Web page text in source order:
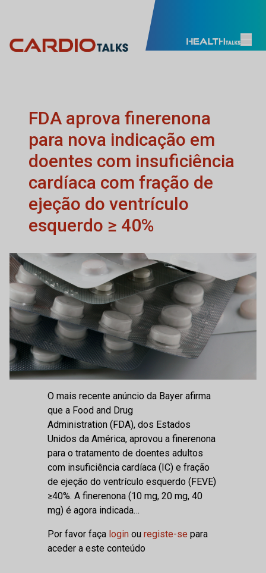
FDA aprova finerenona
para nova indicação em
doentes com insuficiência
cardíaca com fração de
ejeção do ventrículo
esquerdo ≥ 40%
O mais recente anúncio da Bayer afirma
que a Food and Drug
Administration (FDA), dos Estados
Unidos da América, aprovou a finerenona
para o tratamento de doentes adultos
com insuficiência cardíaca (IC) e fração
de ejeção do ventrículo esquerdo (FEVE)
≥40%. A finerenona (10 mg, 20 mg, 40
mg) é agora indicada…
Por favor faça login ou registe-se para
aceder a este conteúdo